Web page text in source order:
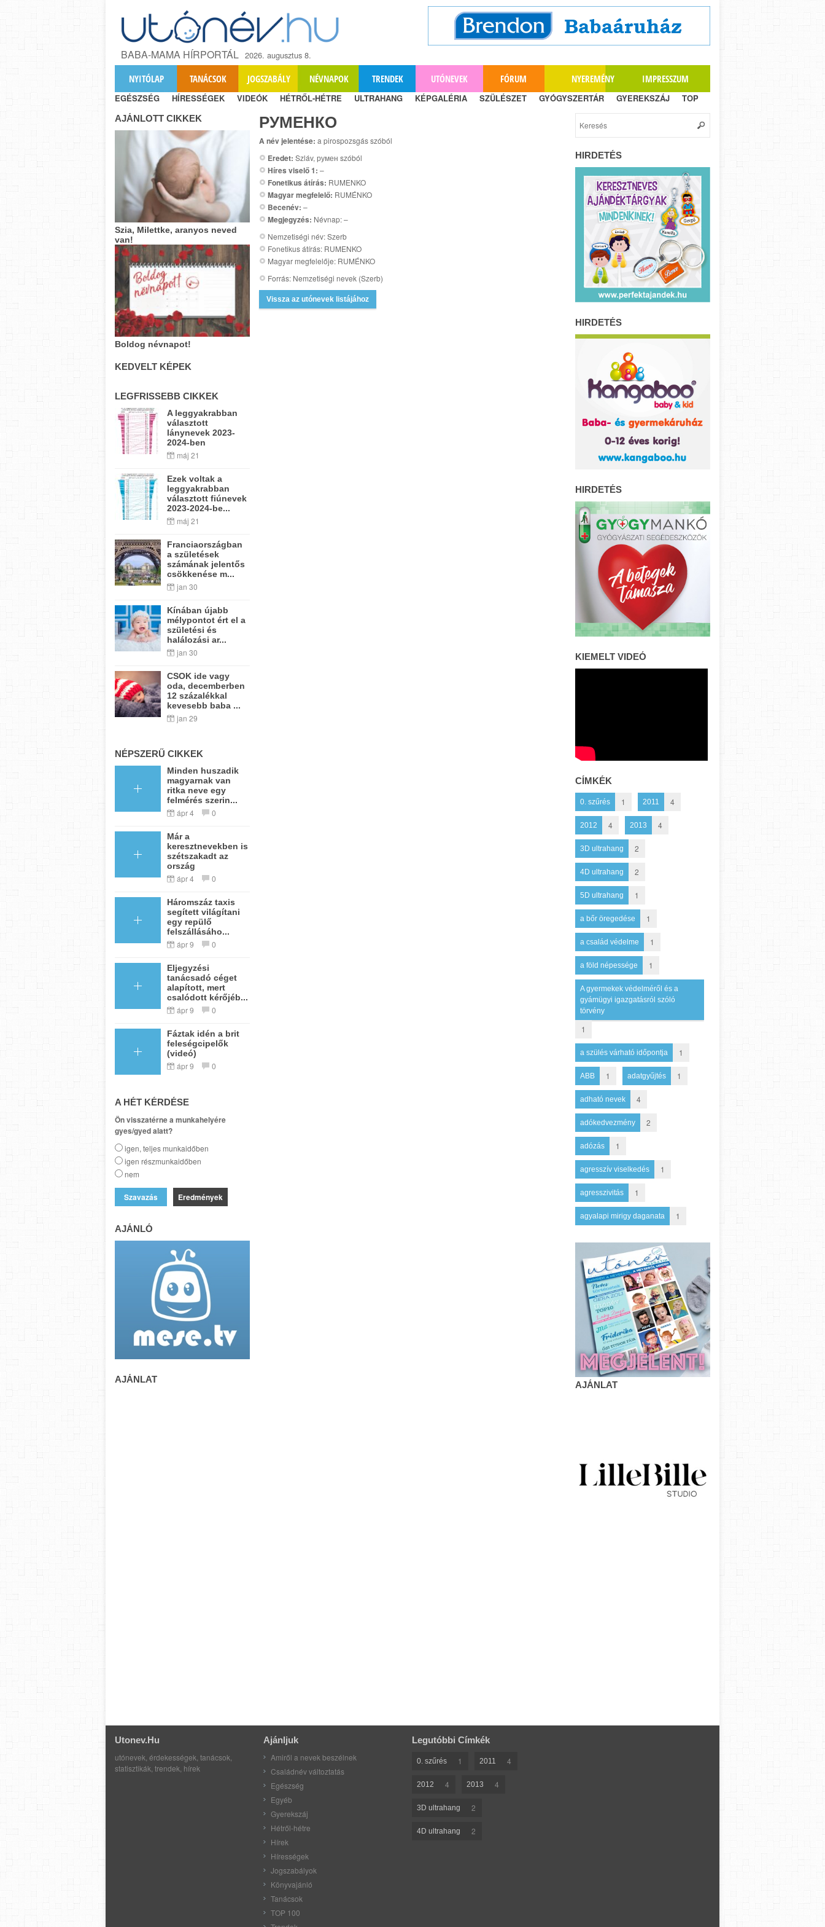
BABA-MAMA HÍRPORTÁL 2026. augusztus 8.
NYITÓLAP TANÁCSOK JOGSZABÁLY NÉVNAPOK TRENDEK UTÓNEVEK FÓRUM NYEREMÉNY IMPRESSZUM
EGÉSZSÉG HÍRESSÉGEK VIDEÓK HÉTRŐL-HÉTRE ULTRAHANG KÉPGALÉRIA SZÜLÉSZET GYÓGYSZERTÁR GYEREKSZÁJ TOP
РУМЕНКО
A név jelentése: a pirospozsgás szóból
Eredet: Szláv, румен szóból
Híres viselő 1: –
Fonetikus átírás: RUMENKO
Magyar megfelelő: RUMÉNKO
Becenév: –
Megjegyzés: Névnap: –
Nemzetiségi név: Szerb
Fonetikus átírás: RUMENKO
Magyar megfelelője: RUMÉNKO
Forrás: Nemzetiségi nevek (Szerb)
Vissza az utónevek listájához
AJÁNLOTT CIKKEK
Szia, Milettke, aranyos neved
van!
Boldog névnapot!
KEDVELT KÉPEK
LEGFRISSEBB CIKKEK
A leggyakrabban
választott
lánynevek 2023-
2024-ben
máj 21
Ezek voltak a
leggyakrabban
választott fiúnevek
2023-2024-be...
máj 21
Franciaországban
a születések
számának jelentős
csökkenése m...
jan 30
Kínában újabb
mélypontot ért el a
születési és
halálozási ar...
jan 30
CSOK ide vagy
oda, decemberben
12 százalékkal
kevesebb baba ...
jan 29
NÉPSZERŰ CIKKEK
Minden huszadik
magyarnak van
ritka neve egy
felmérés szerin...
ápr 4 0
Már a
keresztnevekben is
szétszakadt az
ország
ápr 4 0
Háromszáz taxis
segített világítani
egy repülő
felszállásáho...
ápr 9 0
Eljegyzési
tanácsadó céget
alapított, mert
csalódott kérőjéb...
ápr 9 0
Fáztak idén a brit
feleségcipelők
(videó)
ápr 9 0
A HÉT KÉRDÉSE
Ön visszatérne a munkahelyére
gyes/gyed alatt?
igen, teljes munkaidőben
igen részmunkaidőben
nem
Eredmények
AJÁNLÓ
AJÁNLAT
HIRDETÉS
HIRDETÉS
HIRDETÉS
KIEMELT VIDEÓ
CÍMKÉK
0. szűrés 1 2011 4
2012 4 2013 4
3D ultrahang 2
4D ultrahang 2
5D ultrahang 1
a bőr öregedése 1
a család védelme 1
a föld népessége 1
A gyermekek védelméről és a
gyámügyi igazgatásról szóló
törvény
1
a szülés várható időpontja 1
ABB 1 adatgyűjtés 1
adható nevek 4
adókedvezmény 2
adózás 1
agresszív viselkedés 1
agresszivitás 1
agyalapi mirigy daganata 1
AJÁNLAT
Utonev.hu
utónevek, érdekességek, tanácsok,
statisztikák, trendek, hírek
Ajánljuk
Amiről a nevek beszélnek
Családnév változtatás
Egészség
Egyéb
Gyerekszáj
Hétről-hétre
Hírek
Hírességek
Jogszabályok
Könyvajánló
Tanácsok
TOP 100
Legutóbbi Címkék
0. szűrés 1 2011 4
2012 4 2013 4
3D ultrahang 2
4D ultrahang 2